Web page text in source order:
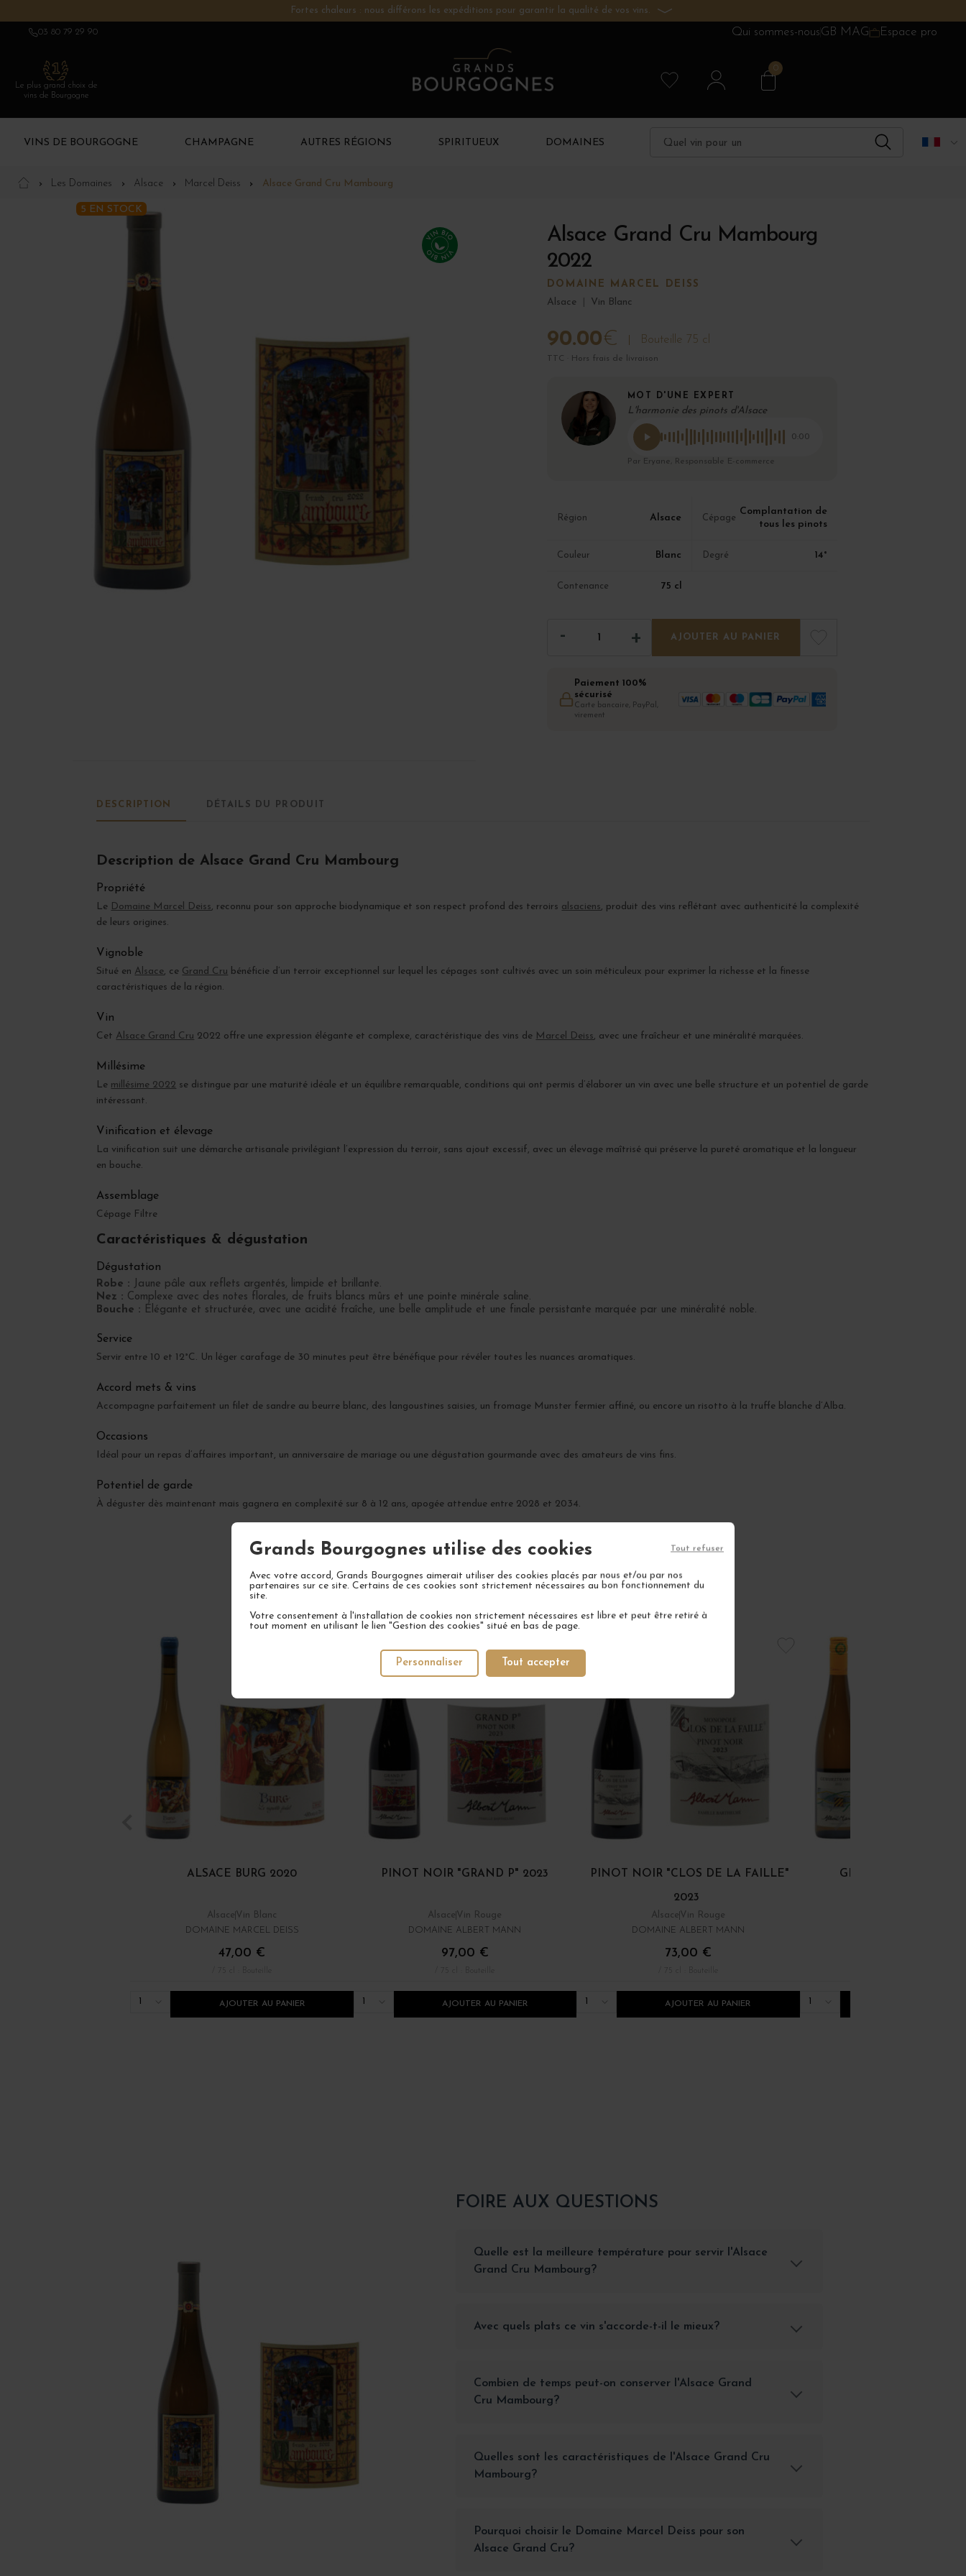
Grands Bourgognes utilise des cookies
Avec votre accord, Grands Bourgognes aimerait utiliser des cookies placés par nous et/ou par nos
partenaires sur ce site. Certains de ces cookies sont strictement nécessaires au bon fonctionnement du
site.
Votre consentement à l'installation de cookies non strictement nécessaires est libre et peut être retiré à
tout moment en utilisant le lien "Gestion des cookies" situé en bas de page.
Tout accepter
Tout refuser
Personnaliser
Fortes chaleurs : nous différons les expéditions pour garantir la qualité de vos vins.
03 80 79 29 90 Qui sommes-nousGB MAG Espace pro
Le plus grand choix de
vins de Bourgogne
0
VINS DE BOURGOGNE CHAMPAGNE AUTRES RÉGIONS SPIRITUEUX DOMAINES
Les Domaines Alsace Marcel Deiss Alsace Grand Cru Mambourg
5 EN STOCK
Alsace Grand Cru Mambourg
2022
DOMAINE MARCEL DEISS
Alsace
Vin Blanc
90.00€ Bouteille 75 cl
TTC · Hors frais de livraison
MOT D'UNE EXPERT
L'harmonie des pinots d'Alsace
0:00
Par Eryane, Responsable E-commerce
Région Alsace Cépage
Complantation de
tous les pinots
Couleur Blanc Degré 14°
Contenance 75 cl
AJOUTER AU PANIER
Paiement 100%
sécurisé
Carte bancaire, PayPal,
virement
DESCRIPTION DÉTAILS DU PRODUIT
Description de Alsace Grand Cru Mambourg
Propriété
Le Domaine Marcel Deiss, reconnu pour son approche biodynamique et son respect profond des terroirs alsaciens, produit des vins reflétant avec authenticité la complexité
de leurs origines.
Vignoble
Situé en Alsace, ce Grand Cru bénéficie d’un terroir exceptionnel sur lequel les cépages sont cultivés avec un soin méticuleux pour exprimer la richesse et la finesse
caractéristiques de la région.
Vin
Cet Alsace Grand Cru 2022 offre une expression élégante et complexe, caractéristique des vins de Marcel Deiss, avec une fraîcheur et une minéralité marquées.
Millésime
Le millésime 2022 se distingue par une maturité idéale et un équilibre remarquable, conditions qui ont permis d’élaborer un vin avec une belle structure et un potentiel de garde
intéressant.
Vinification et élevage
La vinification suit une démarche artisanale privilégiant l’expression du terroir, sans ajout excessif, avec un élevage maîtrisé qui préserve la pureté aromatique et la longueur
en bouche.
Assemblage
Cépage Filtre
Caractéristiques & dégustation
Dégustation
Robe : Jaune pâle aux reflets argentés, limpide et brillante.
Nez : Complexe avec des notes florales, de fruits blancs mûrs et une pointe minérale saline.
Bouche : Élégante et structurée, avec une acidité fraîche, une belle amplitude et une finale persistante marquée par une minéralité noble.
Service
Servir entre 10 et 12°C. Un léger carafage de 30 minutes peut être bénéfique pour révéler toutes les nuances aromatiques.
Accord mets & vins
Accompagne parfaitement un filet de sandre au beurre blanc, des langoustines saisies, un fromage Munster fermier affiné, ou encore un risotto à la truffe blanche d’Alba.
Occasions
Idéal pour un repas d’affaires important, un anniversaire de mariage ou une dégustation gourmande avec des amateurs de vins fins.
Potentiel de garde
À déguster dès maintenant mais gagnera en complexité sur 8 à 12 ans, apogée attendue entre 2028 et 2034.
VOTRE PROCHAIN COUP DE COEUR
ALSACE BURG 2020
Alsace Vin Blanc
DOMAINE MARCEL DEISS
47,00 €
AJOUTER AU PANIER
PINOT NOIR "GRAND P" 2023
Alsace Vin Rouge
DOMAINE ALBERT MANN
97,00 €
AJOUTER AU PANIER
PINOT NOIR "CLOS DE LA FAILLE"
2023
Alsace Vin Rouge
DOMAINE ALBERT MANN
73,00 €
AJOUTER AU PANIER
GEWURZTRAMINER
FOIRE AUX QUESTIONS
Quelle est la meilleure température pour servir l'Alsace
Grand Cru Mambourg?
Avec quels plats ce vin s'accorde-t-il le mieux?
Combien de temps peut-on conserver l'Alsace Grand
Cru Mambourg?
Quelles sont les caractéristiques de l'Alsace Grand Cru
Mambourg?
Pourquoi choisir le Domaine Marcel Deiss pour son
Alsace Grand Cru?